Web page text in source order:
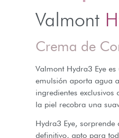
Valmont
Crema de
Valmont Hydra3 Eye
emulsión aporta agua
ingredientes
la piel recobra una
Hydra3 Eye,
definitivo, apto para